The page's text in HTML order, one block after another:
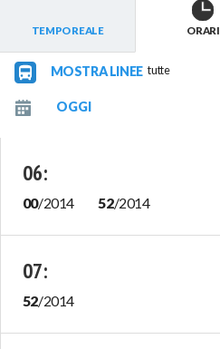
TEMPO REALE ORARI
MOSTRA LINEE tutte
06:
00/2014 52/2014
07:
52/2014